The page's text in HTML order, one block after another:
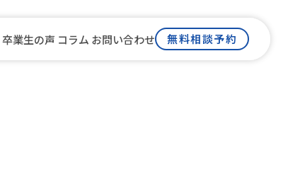
卒業生の声 コラム お問い合わせ 無料相談予約